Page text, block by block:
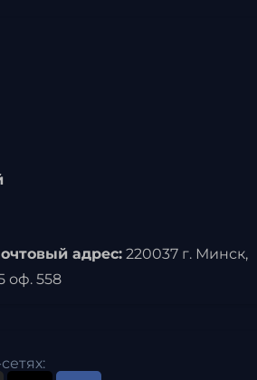
адрес:220037 г. Минск,
оф. 558